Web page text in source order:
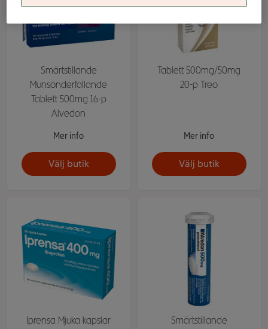
Smärtstillande
Munsönderfallande
Tablett 500mg 16-p
Alvedon
Mer info
Välj butik
Tablett 500mg/50mg
20-p Treo
Mer info
Välj butik
Iprensa Mjuka kapslar
Smärtstillande